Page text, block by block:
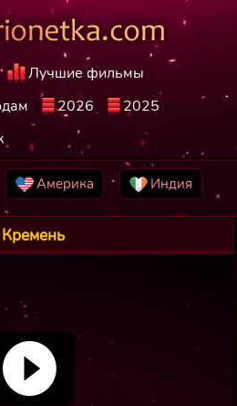
Лучшие фильмы
2026
2025
Америка Индия
Кремень